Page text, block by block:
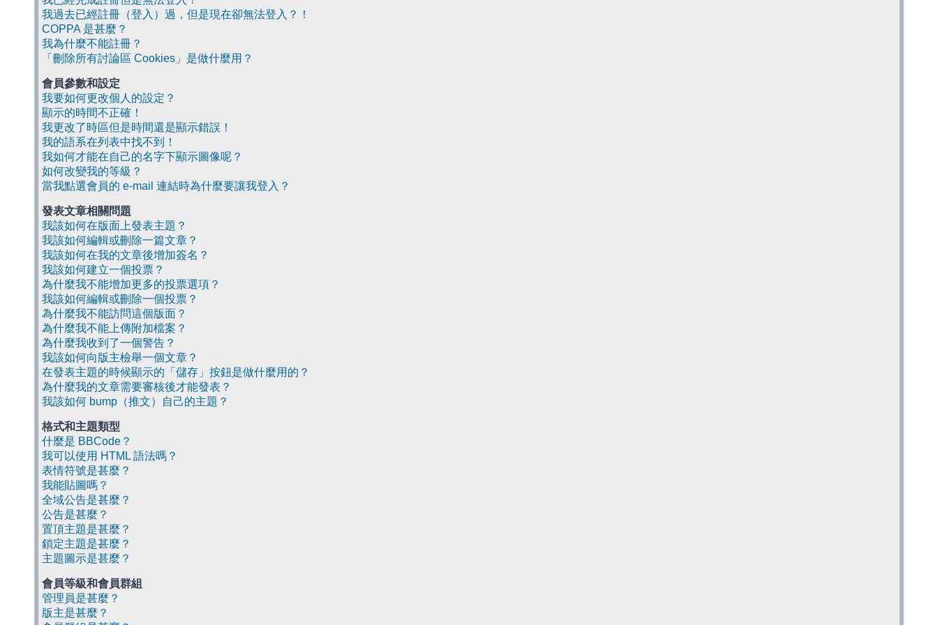
我過去已經註冊（登入）過，但是現在卻無法登入？！
COPPA 是甚麼？
我為什麼不能註冊？
「刪除所有討論區 Cookies」是做什麼用？
會員參數和設定
我要如何更改個人的設定？
顯示的時間不正確！
我更改了時區但是時間還是顯示錯誤！
我的語系在列表中找不到！
我如何才能在自己的名字下顯示圖像呢？
如何改變我的等級？
當我點選會員的 e-mail 連結時為什麼要讓我登入？
發表文章相關問題
我該如何在版面上發表主題？
我該如何編輯或刪除一篇文章？
我該如何在我的文章後增加簽名？
我該如何建立一個投票？
為什麼我不能增加更多的投票選項？
我該如何編輯或刪除一個投票？
為什麼我不能訪問這個版面？
為什麼我不能上傳附加檔案？
為什麼我收到了一個警告？
我該如何向版主檢舉一個文章？
在發表主題的時候顯示的「儲存」按鈕是做什麼用的？
為什麼我的文章需要審核後才能發表？
我該如何 bump（推文）自己的主題？
格式和主題類型
什麼是 BBCode？
我可以使用 HTML 語法嗎？
表情符號是甚麼？
我能貼圖嗎？
全域公告是甚麼？
公告是甚麼？
置頂主題是甚麼？
鎖定主題是甚麼？
主題圖示是甚麼？
會員等級和會員群組
管理員是甚麼？
版主是甚麼？